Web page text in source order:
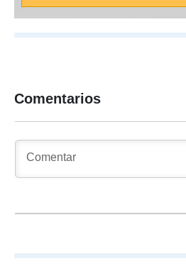
Comentarios